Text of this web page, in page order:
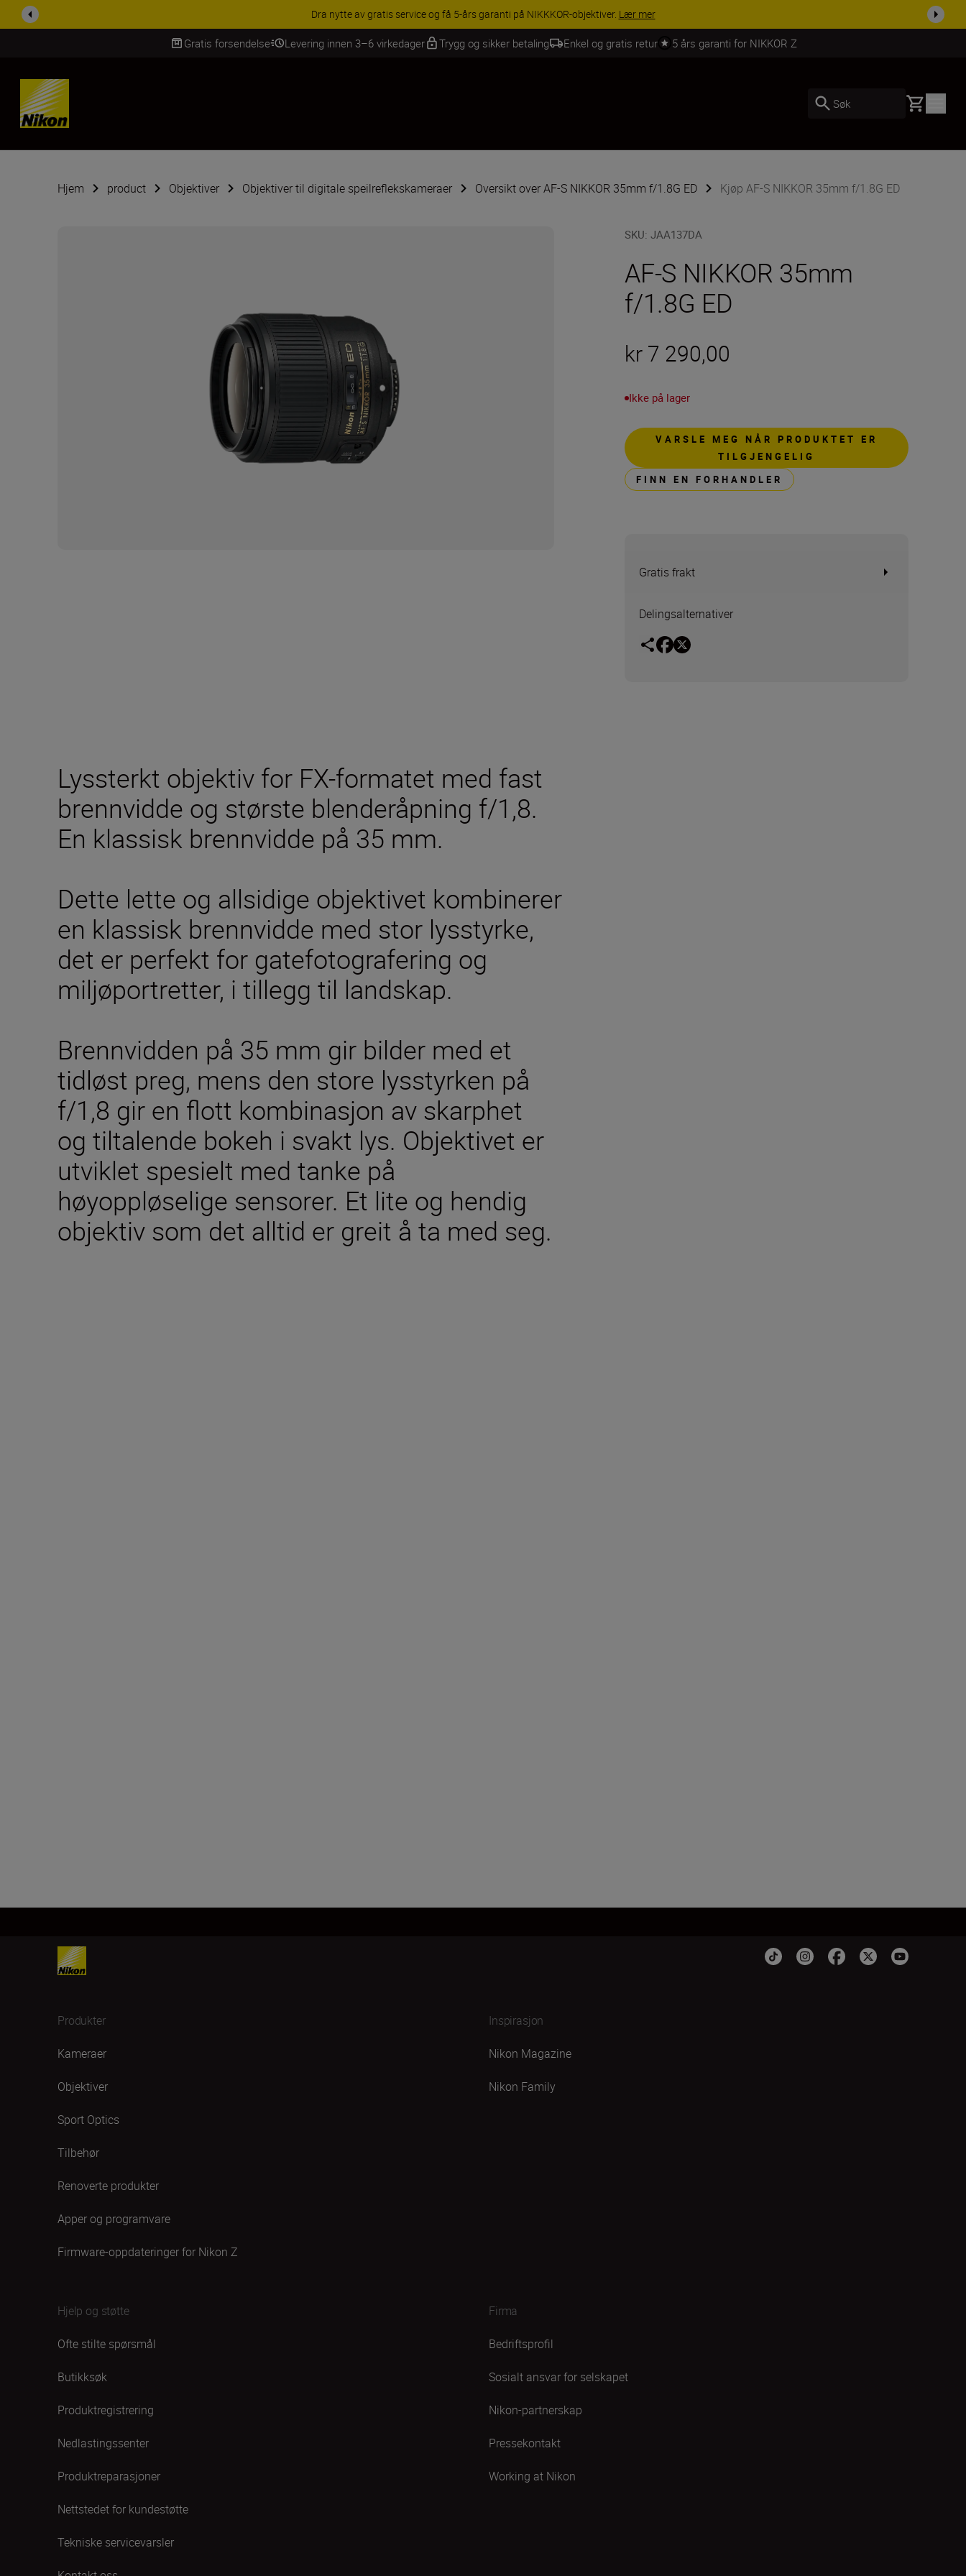
ACCESSORY SAVINGS | Få 15 % rabatt på utvalgt tilbehør, gjør fotoutstyret komplett i dag.
Gratis forsendelse Levering innen 3–6 virkedager Trygg og sikker betaling Enkel og gratis retur 5 års garanti for NIKKOR Z
Skip Content
Søk Basket
Hjem product Objektiver Objektiver til digitale speilreflekskameraer Oversikt over AF-S NIKKOR 35mm f/1.8G ED Kjøp AF-S NIKKOR 35mm f/1.8G ED
SKU:JAA137DA
AF-S NIKKOR 35mm
f/1.8G ED
kr 7 290,00
Ikke på lager
VARSLE MEG NÅR PRODUKTET ER
TILGJENGELIG
FINN EN FORHANDLER
Gratis frakt
Delingsalternativer
Lyssterkt objektiv for FX-formatet med fast
brennvidde og største blenderåpning f/1,8.
En klassisk brennvidde på 35 mm.
Dette lette og allsidige objektivet kombinerer
en klassisk brennvidde med stor lysstyrke,
det er perfekt for gatefotografering og
miljøportretter, i tillegg til landskap.
Brennvidden på 35 mm gir bilder med et
tidløst preg, mens den store lysstyrken på
f/1,8 gir en flott kombinasjon av skarphet
og tiltalende bokeh i svakt lys. Objektivet er
utviklet spesielt med tanke på
høyoppløselige sensorer. Et lite og hendig
objektiv som det alltid er greit å ta med seg.
Produkter
Kameraer
Objektiver
Sport Optics
Tilbehør
Renoverte produkter
Apper og programvare
Firmware-oppdateringer for Nikon Z
Inspirasjon
Nikon Magazine
Nikon Family
Hjelp og støtte
Ofte stilte spørsmål
Butikksøk
Produktregistrering
Nedlastingssenter
Produktreparasjoner
Nettstedet for kundestøtte
Tekniske servicevarsler
Firma
Bedriftsprofil
Sosialt ansvar for selskapet
Nikon-partnerskap
Pressekontakt
Working at Nikon